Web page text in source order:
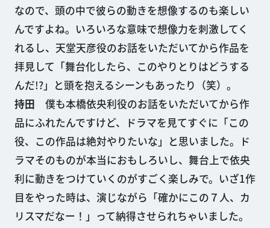
なので、頭の中で彼らの動きを想像するのも楽しい
んですよね。いろいろな意味で想像力を刺激してく
れるし、天堂天彦役のお話をいただいてから作品を
拝見して「舞台化したら、このやりとりはどうする
んだ!?」と頭を抱えるシーンもあったり（笑）。
持田 僕も本橋依央利役のお話をいただいてから作
品にふれたんですけど、ドラマを見てすぐに「この
役、この作品は絶対やりたいな」と思いました。ド
ラマそのものが本当におもしろいし、舞台上で依央
利に動きをつけていくのがすごく楽しみで。いざ1作
目をやった時は、演じながら「確かにこの７人、カ
リスマだなー！」って納得させられちゃいました。